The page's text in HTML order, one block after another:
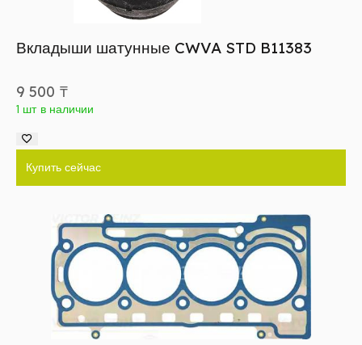
Вкладыши шатунные CWVA STD B11383
9 500 ₸
1 шт в наличии
Купить сейчас